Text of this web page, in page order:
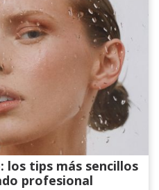
los tips más sencillos
profesional